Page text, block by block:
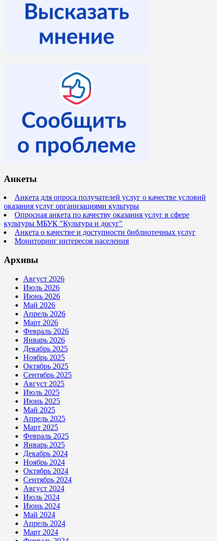
Анкеты
Анкета для опроса получателей услуг о качестве условий
оказания услуг организациями культуры
Опросная анкета по качеству оказания услуг в сфере
культуры МБУК "Культура и досуг"
Анкета о качестве и доступности библиотечных услуг
Мониторинг интересов населения
Архивы
Август 2026
Июль 2026
Июнь 2026
Май 2026
Апрель 2026
Март 2026
Февраль 2026
Январь 2026
Декабрь 2025
Ноябрь 2025
Октябрь 2025
Сентябрь 2025
Август 2025
Июль 2025
Июнь 2025
Май 2025
Апрель 2025
Март 2025
Февраль 2025
Январь 2025
Декабрь 2024
Ноябрь 2024
Октябрь 2024
Сентябрь 2024
Август 2024
Июль 2024
Июнь 2024
Май 2024
Апрель 2024
Март 2024